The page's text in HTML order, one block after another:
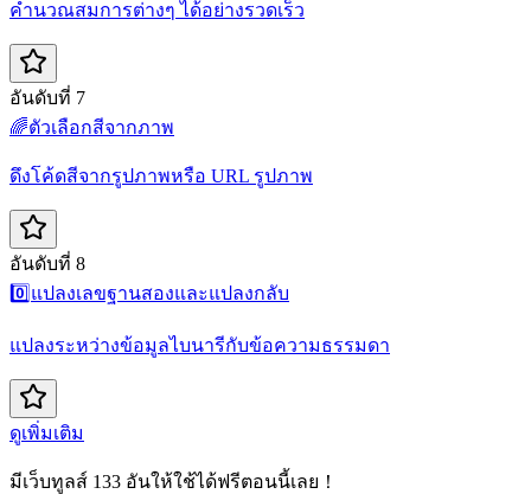
คำนวณสมการต่างๆ ได้อย่างรวดเร็ว
อันดับที่ 7
🌈ตัวเลือกสีจากภาพ
ดึงโค้ดสีจากรูปภาพหรือ URL รูปภาพ
อันดับที่ 8
0️⃣ แปลงเลขฐานสองและแปลงกลับ
แปลงระหว่างข้อมูลไบนารีกับข้อความธรรมดา
ดูเพิ่มเติม
มีเว็บทูลส์ 133 อันให้ใช้ได้ฟรีตอนนี้เลย！